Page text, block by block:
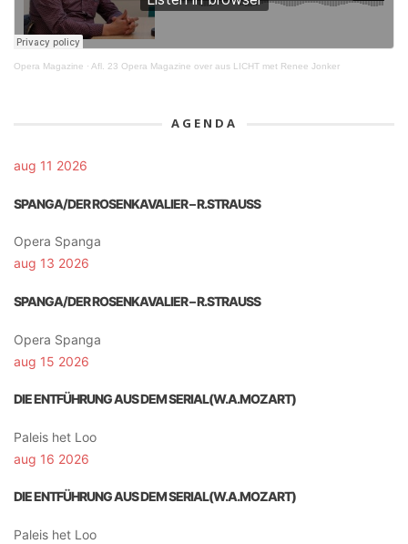
Opera Magazine · Afl. 23 Opera Magazine over aus LICHT met Renee Jonker
AGENDA
aug 11 2026
SPANGA/DER ROSENKAVALIER – R.STRAUSS
Opera Spanga
aug 13 2026
SPANGA/DER ROSENKAVALIER – R.STRAUSS
Opera Spanga
aug 15 2026
DIE ENTFÜHRUNG AUS DEM SERIAL(W.A.MOZART)
Paleis het Loo
aug 16 2026
DIE ENTFÜHRUNG AUS DEM SERIAL(W.A.MOZART)
Paleis het Loo